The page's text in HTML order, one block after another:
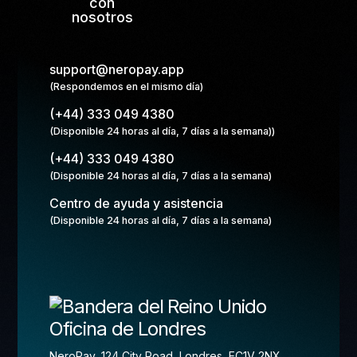
nosotros
support@neropay.app
(Respondemos en el mismo día)
(+44) 333 049 4380
(Disponible 24 horas al día, 7 días a la semana))
(+44) 333 049 4380
(Disponible 24 horas al día, 7 días a la semana)
Centro de ayuda y asistencia
(Disponible 24 horas al día, 7 días a la semana)
Oficina de Londres